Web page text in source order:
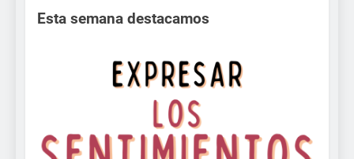
Esta semana destacamos